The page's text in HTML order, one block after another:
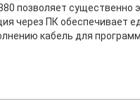
позволяет существенно
через ПК обеспечивает
кабель для